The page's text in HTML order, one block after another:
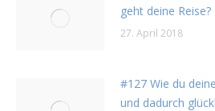
geht deine Reise?
27. April 2018
#127 Wie du
und dadurch